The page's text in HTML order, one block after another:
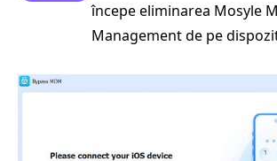
începe eliminarea Mosyle
Management de pe